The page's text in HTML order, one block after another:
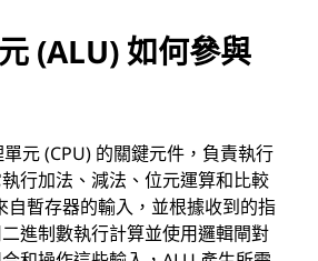
(ALU) 如何參與
元 (CPU) 的關鍵元件，負責執行
行加法、減法、位元運算和比較
自暫存器的輸入，並根據收到的指
進制數執行計算並使用邏輯閘對